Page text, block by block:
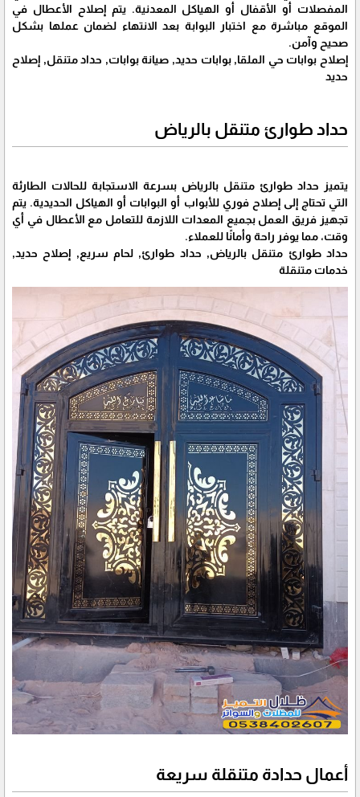
المفصلات أو الأقفال أو الهياكل المعدنية. يتم إصلاح الأعطال في
الموقع مباشرة مع اختبار البوابة بعد الانتهاء لضمان عملها بشكل
صحيح وآمن.
إصلاح بوابات حي الملقا, بوابات حديد, صيانة بوابات, حداد متنقل, إصلاح
حديد
حداد طوارئ متنقل بالرياض
يتميز حداد طوارئ متنقل بالرياض بسرعة الاستجابة للحالات الطارئة
التي تحتاج إلى إصلاح فوري للأبواب أو البوابات أو الهياكل الحديدية. يتم
تجهيز فريق العمل بجميع المعدات اللازمة للتعامل مع الأعطال في أي
وقت، مما يوفر راحة وأمانًا للعملاء.
حداد طوارئ متنقل بالرياض, حداد طوارئ, لحام سريع, إصلاح حديد,
خدمات متنقلة
أعمال حدادة متنقلة سريعة